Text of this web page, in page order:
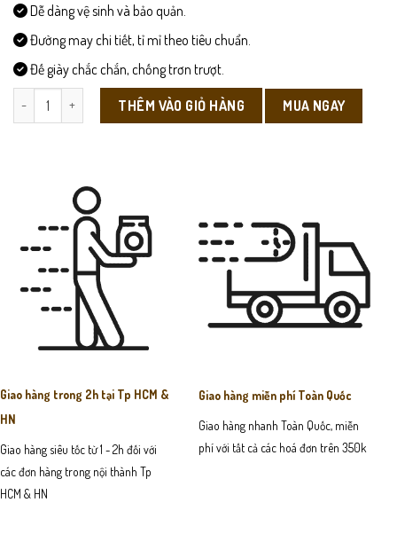
Dễ dàng vệ sinh và bảo quản.
Đường may chi tiết, tỉ mỉ theo tiêu chuẩn.
Đế giày chắc chắn, chống trơn trượt.
DL515-Dây Lưng số lượngTHÊM VÀO GIỎ HÀNG MUA NGAY
Giao hàng trong 2h tại Tp HCM &
HN
Giao hàng siêu tốc từ 1 - 2h đối với
các đơn hàng trong nội thành Tp
HCM & HN
Giao hàng miễn phí Toàn Quốc
Giao hàng nhanh Toàn Quốc, miễn
phí với tất cả các hoá đơn trên 350k